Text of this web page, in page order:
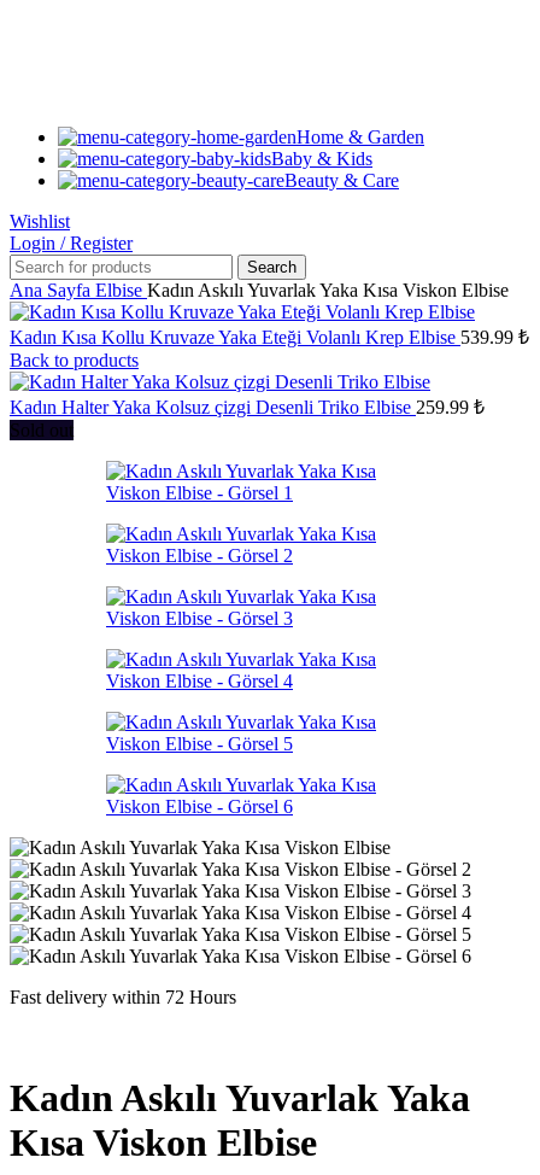
Home & Garden
Baby & Kids
Beauty & Care
Wishlist
Login / Register
Search
Ana Sayfa Elbise Kadın Askılı Yuvarlak Yaka Kısa Viskon Elbise
Kadın Kısa Kollu Kruvaze Yaka Eteği Volanlı Krep Elbise 539.99 ₺
Back to products
Kadın Halter Yaka Kolsuz çizgi Desenli Triko Elbise 259.99 ₺
Sold out
Fast delivery within 72 Hours
Kadın Askılı Yuvarlak Yaka
Kısa Viskon Elbise